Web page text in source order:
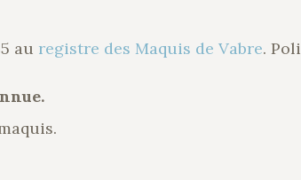
au registre des Maquis de Vabre.